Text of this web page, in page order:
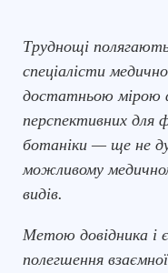
Труднощі
спеціалісти
достатньою мірою
перспективних для
ботаніки — ще не
можливому
видів.
Метою довідника і
полегшення